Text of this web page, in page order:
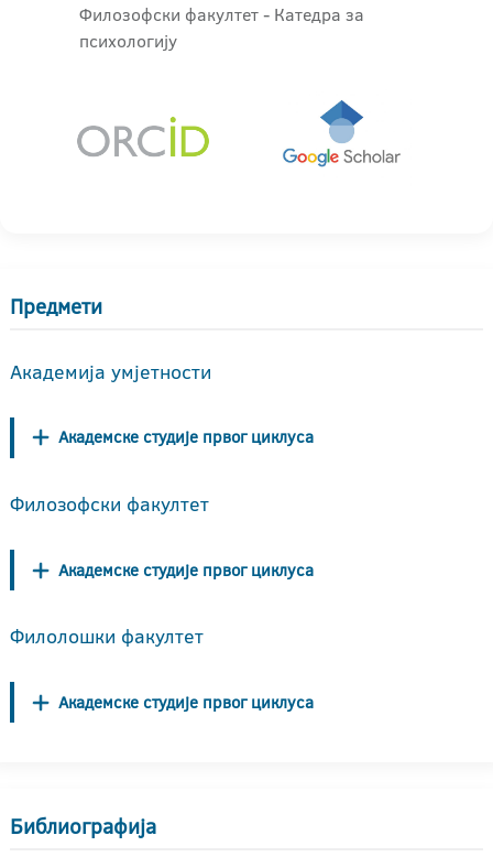
Филозофски факултет - Катедра за
психологију
Предмети
Академија умјетности
Академске студије првог циклуса
Филозофски факултет
Академске студије првог циклуса
Филолошки факултет
Академске студије првог циклуса
Библиографија